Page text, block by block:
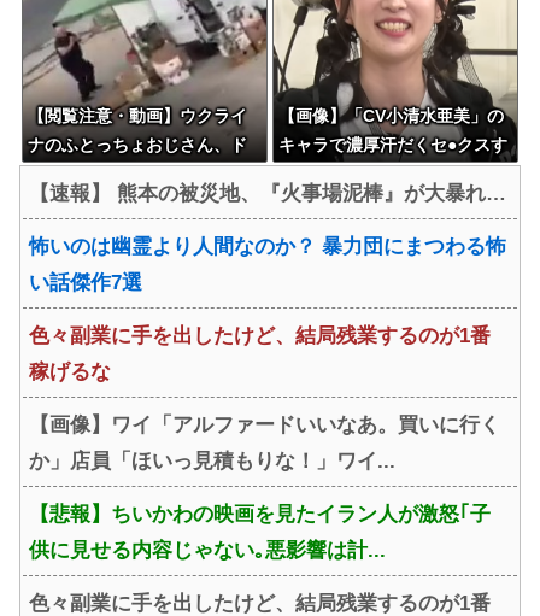
【閲覧注意・動画】ウクライ
ナのふとっちょおじさん、ド
こんなんどう逃げたらいい
の？
【画像】「CV小清水亜美」の
キャラで濃厚汗だくセ●クスす
【速報】 熊本の被災地、『火事場泥棒』が大暴れ…
怖いのは幽霊より人間なのか？ 暴力団にまつわる怖
い話傑作7選
色々副業に手を出したけど、結局残業するのが1番
稼げるな
【画像】ワイ「アルファードいいなあ。買いに行く
か」店員「ほいっ見積もりな！」ワイ...
【悲報】ちいかわの映画を見たイラン人が激怒｢子
供に見せる内容じゃない｡悪影響は計...
色々副業に手を出したけど、結局残業するのが1番